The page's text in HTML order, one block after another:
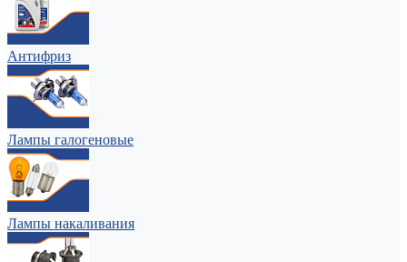
Антифриз
Лампы галогеновые
Лампы накаливания